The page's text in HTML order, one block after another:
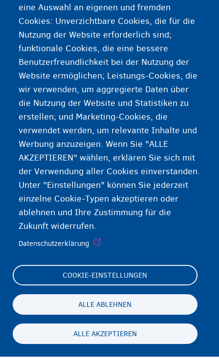
die Ihre Rückkehr verhindern.
Fedasil hilft Ihnen, alle Reisedokumente zu beschaffen.
Abhängig vom Zielland erhalten Sie möglicherweise
weitere Hilfe, wenn Sie in dem Land ankommen.
Weitere Informationen
Im Herkunftsland
eine Auswahl an eigenen und fremden
Cookies: Unverzichtbare Cookies, die für die
Nutzung der Website erforderlich sind;
funktionale Cookies, die eine bessere
Benutzerfreundlichkeit bei der Nutzung der
Website ermöglichen; Leistungs-Cookies, die
wir verwenden, um aggregierte Daten über
die Nutzung der Website und Statistiken zu
erstellen; und Marketing-Cookies, die
verwendet werden, um relevante Inhalte und
Werbung anzuzeigen. Wenn Sie "ALLE
AKZEPTIEREN" wählen, erklären Sie sich mit
der Verwendung aller Cookies einverstanden.
Unter "Einstellungen" können Sie jederzeit
einzelne Cookie-Typen akzeptieren oder
ablehnen und Ihre Zustimmung für die
Zukunft widerrufen.
Datenschutzerklärung
COOKIE-EINSTELLUNGEN
ALLE ABLEHNEN
ALLE AKZEPTIEREN
Footer
(menu)
Cookie Settings
Datenschutz und Haftungsausschluss
DE
Persistent